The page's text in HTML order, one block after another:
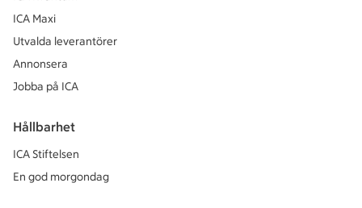
ICA Maxi
Utvalda leverantörer
Annonsera
Jobba på ICA
Hållbarhet
ICA Stiftelsen
En god morgondag